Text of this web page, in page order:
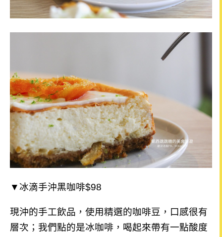
▼冰滴手沖黑咖啡$98
現沖的手工飲品，使用精選的咖啡豆，口感很有
層次；我們點的是冰咖啡，喝起來帶有一點酸度